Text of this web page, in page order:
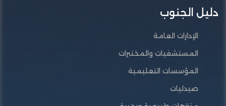
دليل الجنوب
الإدارات العامة
المستشفيات والمختبرات
المؤسسات التعليمية
صيدليات